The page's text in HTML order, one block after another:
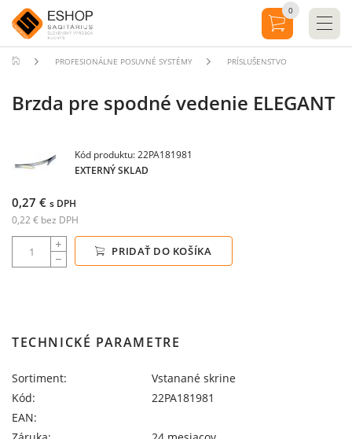
PROFESIONÁLNE POSUVNÉ SYSTÉMY PRÍSLUŠENSTVO
Brzda pre spodné vedenie ELEGANT
Kód produktu: 22PA181981
EXTERNÝ SKLAD
0,27 € s DPH
0,22 € bez DPH
PRIDAŤ DO KOŠÍKA
TECHNICKÉ PARAMETRE
Sortiment:
Vstanané skrine
Kód:
22PA181981
EAN:
0